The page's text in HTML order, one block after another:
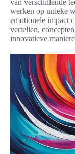
van verschillende
werken op unieke
emotionele impact
vertellen,
innovatieve